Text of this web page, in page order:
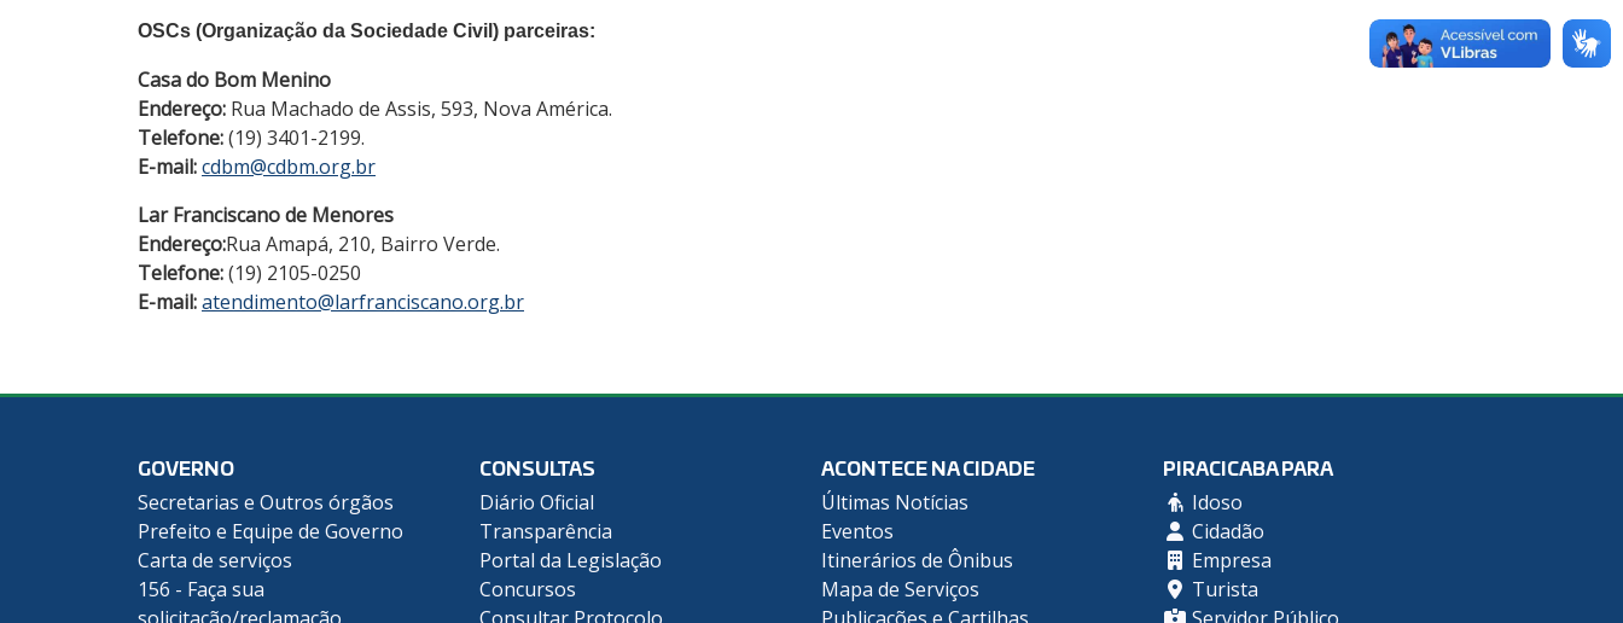
OSCs (Organização da Sociedade Civil) parceiras:
Casa do Bom Menino
Endereço: Rua Machado de Assis, 593, Nova América.
Telefone:(19) 3401-2199.
E-mail:cdbm@cdbm.org.br
Lar Franciscano de Menores
Endereço:Rua Amapá, 210, Bairro Verde.
Telefone:(19) 2105-0250
E-mail:atendimento@larfranciscano.org.br
GOVERNO
Secretarias e Outros órgãos
Prefeito e Equipe de Governo
Carta de serviços
156 - Faça sua
CONSULTAS
Diário Oficial
Transparência
Portal da Legislação
Concursos
ACONTECE NA CIDADE
Últimas Notícias
Eventos
Itinerários de Ônibus
Mapa de Serviços
PIRACICABA PARA
Idoso
Cidadão
Empresa
Turista